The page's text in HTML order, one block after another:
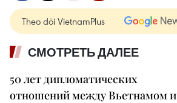
Theo dõi VietnamPlus
СМОТРЕТЬ ДАЛЕЕ
50 лет дипломатических
отношений между Вьетнамом и